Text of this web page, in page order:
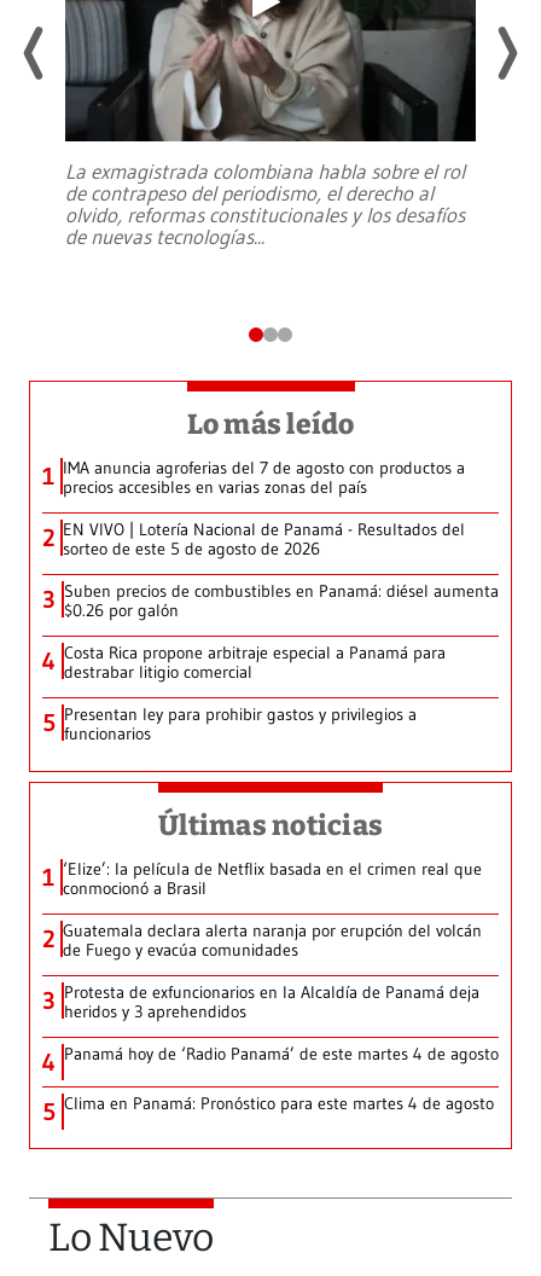
La exmagistrada colombiana habla sobre el rol
de contrapeso del periodismo, el derecho al
olvido, reformas constitucionales y los desafíos
de nuevas tecnologías...
Lo más leído
1 IMA anuncia agroferias del 7 de agosto con productos a
precios accesibles en varias zonas del país
2 EN VIVO | Lotería Nacional de Panamá - Resultados del
sorteo de este 5 de agosto de 2026
3 Suben precios de combustibles en Panamá: diésel aumenta
$0.26 por galón
4 Costa Rica propone arbitraje especial a Panamá para
destrabar litigio comercial
5 Presentan ley para prohibir gastos y privilegios a
funcionarios
Últimas noticias
1 ‘Elize’: la película de Netflix basada en el crimen real que
conmocionó a Brasil
2 Guatemala declara alerta naranja por erupción del volcán
de Fuego y evacúa comunidades
3 Protesta de exfuncionarios en la Alcaldía de Panamá deja
heridos y 3 aprehendidos
4 Panamá hoy de ‘Radio Panamá’ de este martes 4 de agosto
5 Clima en Panamá: Pronóstico para este martes 4 de agosto
Lo Nuevo